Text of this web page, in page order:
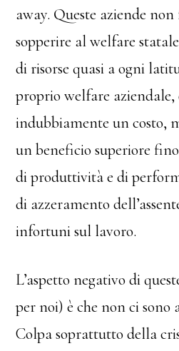
away. Queste aziende
sopperire al welfare
di risorse quasi a ogni
proprio welfare aziendale,
indubbiamente un costo,
un beneficio superiore
di produttività e di
di azzeramento
infortuni sul lavoro.
L’aspetto negativo di
per noi) è che non ci sono
Colpa soprattutto della